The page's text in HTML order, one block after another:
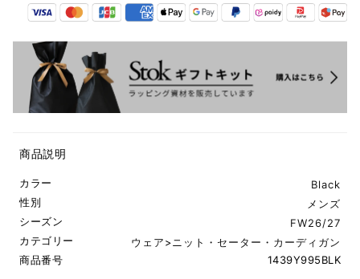
商品説明
カラー
Black
性別
メンズ
シーズン
FW26/27
カテゴリー
ウェア>ニット・セーター・カーディガン
商品番号
1439Y995BLK